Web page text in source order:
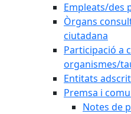
Empleats/des
Òrgans
ciutadana
Participació a
organismes/
Entitats
Premsa i
Notes de